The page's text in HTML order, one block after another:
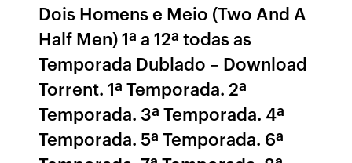
Dois Homens e Meio (Two And A
Half Men) 1ª a 12ª todas as
Temporada Dublado – Download
Torrent. 1ª Temporada. 2ª
Temporada. 3ª Temporada. 4ª
Temporada. 5ª Temporada. 6ª